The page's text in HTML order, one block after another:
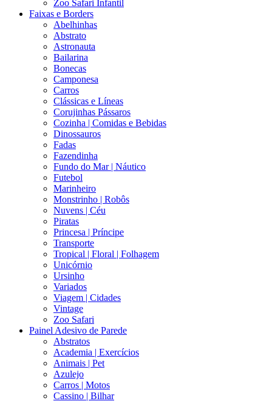
Zoo Safari Infantil
Faixas e Borders
Abelhinhas
Abstrato
Astronauta
Bailarina
Bonecas
Camponesa
Carros
Clássicas e Líneas
Corujinhas Pássaros
Cozinha | Comidas e Bebidas
Dinossauros
Fadas
Fazendinha
Fundo do Mar | Náutico
Futebol
Marinheiro
Monstrinho | Robôs
Nuvens | Céu
Piratas
Princesa | Príncipe
Transporte
Tropical | Floral | Folhagem
Unicórnio
Ursinho
Variados
Viagem | Cidades
Vintage
Zoo Safari
Painel Adesivo de Parede
Abstratos
Academia | Exercícios
Animais | Pet
Azulejo
Carros | Motos
Cassino | Bilhar